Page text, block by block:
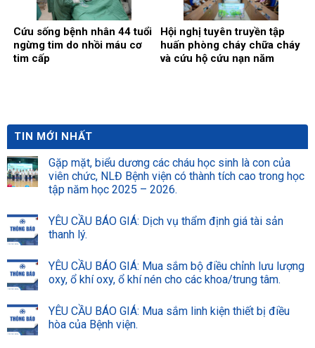
Cứu sống bệnh nhân 44 tuổi
ngừng tim do nhồi máu cơ
tim cấp
Hội nghị tuyên truyền tập
huấn phòng cháy chữa cháy
và cứu hộ cứu nạn năm
TIN MỚI NHẤT
Gặp mặt, biểu dương các cháu học sinh là con của
viên chức, NLĐ Bệnh viện có thành tích cao trong học
tập năm học 2025 – 2026.
YÊU CẦU BÁO GIÁ: Dịch vụ thẩm định giá tài sản
thanh lý.
YÊU CẦU BÁO GIÁ: Mua sắm bộ điều chỉnh lưu lượng
oxy, ổ khí oxy, ổ khí nén cho các khoa/trung tâm.
YÊU CẦU BÁO GIÁ: Mua sắm linh kiện thiết bị điều
hòa của Bệnh viện.